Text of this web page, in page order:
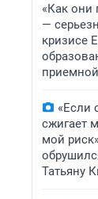
«Как они
—
кризисе
«Если
сжигает
мой
Татьяну